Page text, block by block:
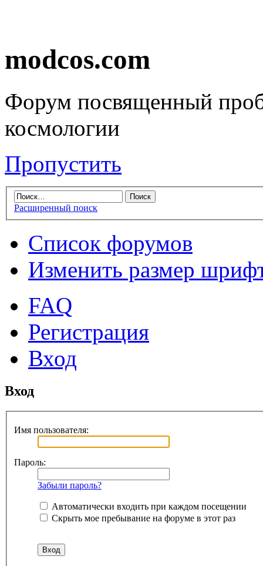
modcos.com
Форум посвященный
космологии
Пропустить
Расширенный поиск
Список форумов
Изменить размер
FAQ
Регистрация
Вход
Вход
Имя пользователя:
Пароль:
Забыли пароль?
Автоматически входить при каждом посещении
Скрыть мое пребывание на форуме в этот раз